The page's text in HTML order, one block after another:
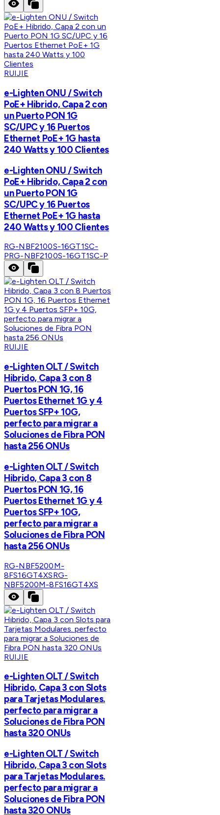
RUIJIE
e-Lighten ONU / Switch
PoE+ Hibrido, Capa 2 con
un Puerto PON 1G
SC/UPC y 16 Puertos
Ethernet PoE+ 1G hasta
240 Watts y 100 Clientes
e-Lighten ONU / Switch
PoE+ Hibrido, Capa 2 con
un Puerto PON 1G
SC/UPC y 16 Puertos
Ethernet PoE+ 1G hasta
240 Watts y 100 Clientes
RG-NBF2100S-16GT1SC-
PRG-NBF2100S-16GT1SC-P
RUIJIE
e-Lighten OLT / Switch
Hibrido, Capa 3 con 8
Puertos PON 1G, 16
Puertos Ethernet 1G y 4
Puertos SFP+ 10G,
perfecto para migrar a
Soluciones de Fibra PON
hasta 256 ONUs
e-Lighten OLT / Switch
Hibrido, Capa 3 con 8
Puertos PON 1G, 16
Puertos Ethernet 1G y 4
Puertos SFP+ 10G,
perfecto para migrar a
Soluciones de Fibra PON
hasta 256 ONUs
RG-NBF5200M-
8FS16GT4XSRG-
NBF5200M-8FS16GT4XS
RUIJIE
e-Lighten OLT / Switch
Hibrido, Capa 3 con Slots
para Tarjetas Modulares.
perfecto para migrar a
Soluciones de Fibra PON
hasta 320 ONUs
e-Lighten OLT / Switch
Hibrido, Capa 3 con Slots
para Tarjetas Modulares.
perfecto para migrar a
Soluciones de Fibra PON
hasta 320 ONUs